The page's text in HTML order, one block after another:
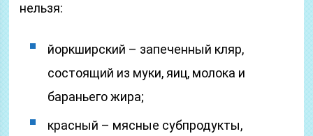
нельзя:
йоркширский – запеченный кляр,
состоящий из муки, яиц, молока и
бараньего жира;
красный – мясные субпродукты,